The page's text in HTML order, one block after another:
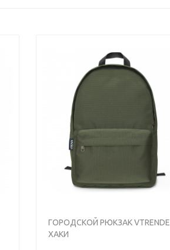
ГОРОДСКОЙ РЮКЗАК VTRENDE
ХАКИ